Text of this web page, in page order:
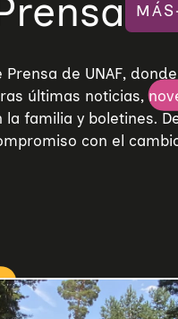
MÁS
Prensa de UNAF,
últimas noticias,
la familia y boletines.
con el